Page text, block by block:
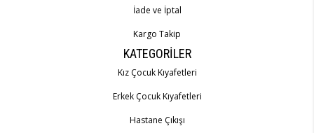
İade ve İptal
Kargo Takip
KATEGORILER
Kız Çocuk Kıyafetleri
Erkek Çocuk Kıyafetleri
Hastane Çıkışı